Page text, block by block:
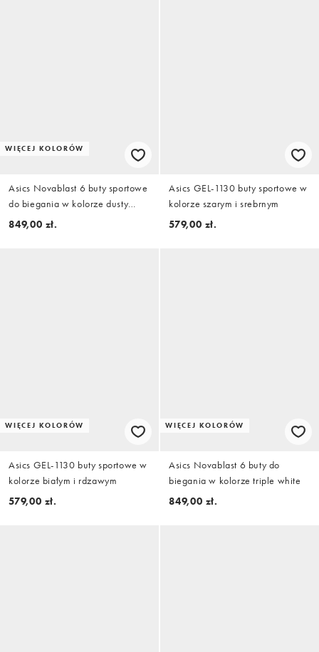
WIĘCEJ KOLORÓW
Asics Novablast 6 buty sportowe
do biegania w kolorze dusty
mauve i coral
849,00 zł.
Asics GEL-1130 buty sportowe w
kolorze szarym i srebrnym
579,00 zł.
WIĘCEJ KOLORÓW
Asics GEL-1130 buty sportowe w
kolorze białym i rdzawym
579,00 zł.
WIĘCEJ KOLORÓW
Asics Novablast 6 buty do
biegania w kolorze triple white
849,00 zł.